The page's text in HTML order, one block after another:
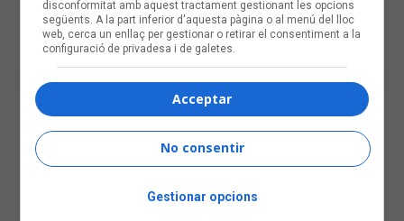
disconformitat amb aquest tractament gestionant les opcions
següents. A la part inferior d'aquesta pàgina o al menú del lloc
web, cerca un enllaç per gestionar o retirar el consentiment a la
configuració de privadesa i de galetes.
Acceptar
No consentir
Gestionar opcions